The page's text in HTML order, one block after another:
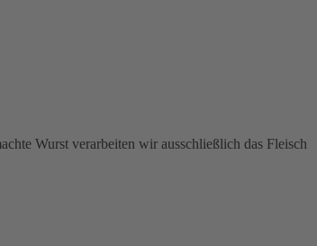
Wurst verarbeiten wir ausschließlich das Fleisch